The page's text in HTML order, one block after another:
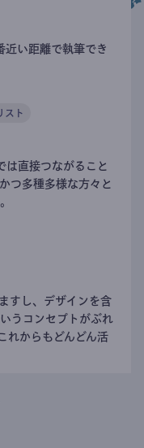
い距離で執筆でき
スト
直接つながること
つ多種多様な方々と
すし、デザインを含
うコンセプトがぶれ
れからもどんどん活